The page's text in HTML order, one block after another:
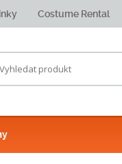
Costume Rental